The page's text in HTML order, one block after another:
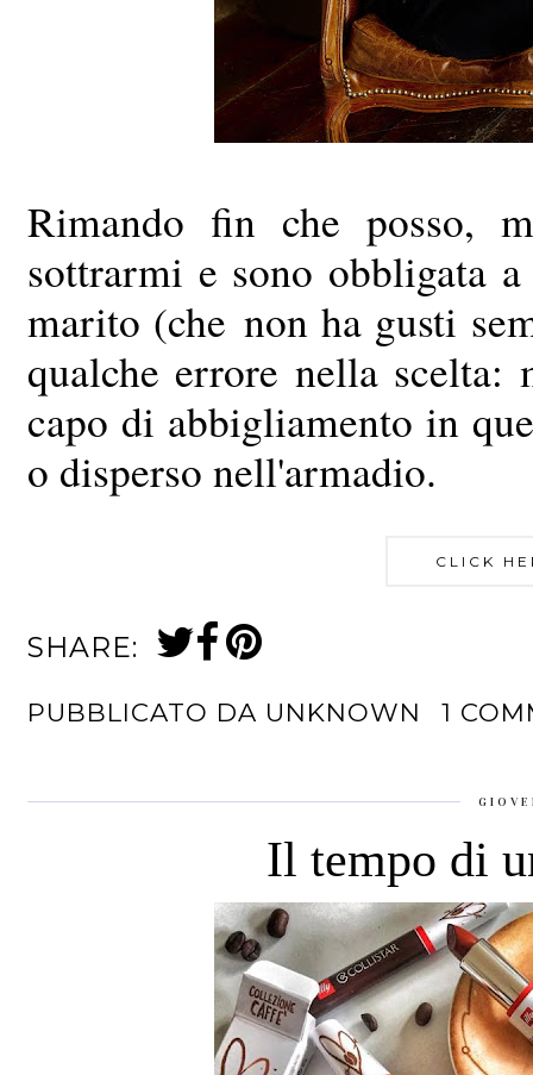
Rimando fin che posso,
sottrarmi e sono obbligata
marito (che non ha gusti
qualche errore nella scelta:
capo di abbigliamento in
o disperso nell'armadio.
CLICK
SHARE:
PUBBLICATO DA UNKNOWN 1
Il tempo di